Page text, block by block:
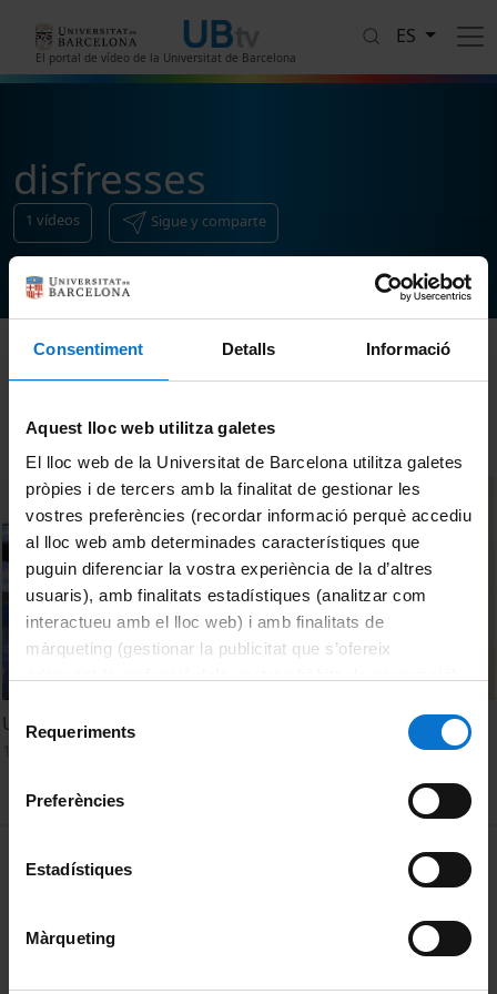
Consentiment Detalls Informació
Aquest lloc web utilitza galetes
El lloc web de la Universitat de Barcelona utilitza galetes
pròpies i de tercers amb la finalitat de gestionar les
vostres preferències (recordar informació perquè accediu
al lloc web amb determinades característiques que
puguin diferenciar la vostra experiència de la d’altres
usuaris), amb finalitats estadístiques (analitzar com
interactueu amb el lloc web) i amb finalitats de
màrqueting (gestionar la publicitat que s’ofereix
consultar laPolítica de galetes del lloc web de la
de Requeriments
Preferències
Estadístiques
Màrqueting
El portal de vídeo de la Universitat de Barcelona
ES
disfresses
1 vídeos Sigue y comparte
Ordenar
Una #BenvingudaUB de videojoc!
MENÚ PEU 1
Política de Cookies
Privacidad y términos